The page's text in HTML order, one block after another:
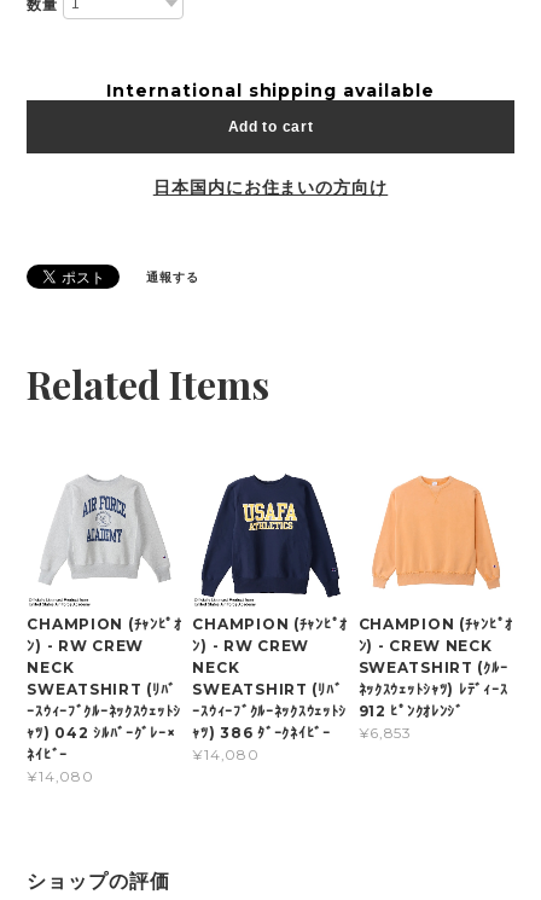
数量
International shipping available
Add to cart
日本国内にお住まいの方向け
通報する
Related Items
CHAMPION (ﾁｬﾝﾋﾟｵ
ﾝ) - RW CREW
NECK
SWEATSHIRT (ﾘﾊﾞ
ｰｽｳｨｰﾌﾞｸﾙｰﾈｯｸｽｳｪｯﾄｼ
ｬﾂ) 042 ｼﾙﾊﾞｰｸﾞﾚｰ×
ﾈｲﾋﾞｰ
¥14,080
CHAMPION (ﾁｬﾝﾋﾟｵ
ﾝ) - RW CREW
NECK
SWEATSHIRT (ﾘﾊﾞ
ｰｽｳｨｰﾌﾞｸﾙｰﾈｯｸｽｳｪｯﾄｼ
ｬﾂ) 386 ﾀﾞｰｸﾈｲﾋﾞｰ
¥14,080
CHAMPION (ﾁｬﾝﾋﾟｵ
ﾝ) - CREW NECK
SWEATSHIRT (ｸﾙｰ
ﾈｯｸｽｳｪｯﾄｼｬﾂ) ﾚﾃﾞｨｰｽ
912 ﾋﾟﾝｸｵﾚﾝｼﾞ
¥6,853
ショップの評価